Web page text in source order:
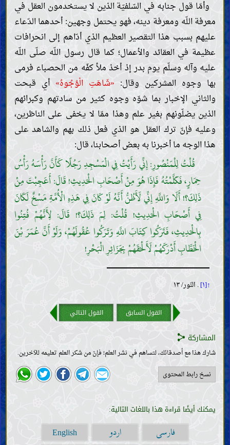
وأمّا قول جنابه في السّلفيّة الذين لا يستخدمون العقل في
معرفة اللّه ومعرفة دينه، فهو يحتمل وجهين: أحدهما الدّعاء
عليهم بسبب هذا التقصير العظيم الذي أدّاهم إلى انحرافات
عظيمة في العقائد والأعمال؛ كما قال رسول اللّه صلّى اللّه
عليه وآله وسلّم يوم بدر إذ أخذ ملأ كفّه من الحصباء فرمى
بها وجوه المشركين وقال: «شَاهَتِ الْوُجُوهُ» أي قبحت
والثاني الإخبار بما شوّه وجوه كثير من سادتهم وكبرائهم
الذين يضلّونهم بغير علم وهذا ممّا لا يخفى على الناظرين،
وعليه فإنّ ترك العقل هو الذي فعل ذلك بهم والشاهد على
هذا الوجه ما أخبرنا به بعض أصحابنا، قال:
قُلْتُ لِلْمَنْصُورِ: إِنِّي رَأَيْتُ فِي الْمَسْجِدِ رَجُلًا كَأَنَّ رَأْسَهُ رَأْسُ
حِمَارٍ، فَكَلَّمْتُهُ فَإِذَا هُوَ مِنْ أَصْحَابِ الْحَدِيثِ! قَالَ: أَعَجِبْتَ مِنْ
ذَلِكَ؟! أَلَا وَاللَّهِ إِنِّي لَأَظُنُّ أَنَّهُ لَوْ كَانَ فِي هَذِهِ الْأُمَّةِ مَسْخٌ لَكَانَ
فِي أَصْحَابِ الْحَدِيثِ! قُلْتُ: لِمَ ذَلِكَ؟! قَالَ: لِأَنَّهُمْ فُتِنُوا
بِالْحَدِيثِ، فَتَرَكُوا كِتَابَ اللَّهِ وَتَرَكُوا عُقُولَهُمْ، وَلَوْ أَنَّ عُمَرَ بْنَ
الْخَطَّابِ أَدْرَكَهُمْ لَأَلْحَقَهُمْ بِجَزَائِرِ الْبَحْرِ!
↑[١] . النّور/ ١٣
القول السابق القول التالي
المشاركة
شارك هذا مع أصدقائك، لتساهم في نشر العلم؛ فإنّ من شكر العلم تعليمه للآخرين.
نسخ رابط المحتوى
يمكنك أيضًا قراءة هذا باللغات التالية:
فارسی اردو English